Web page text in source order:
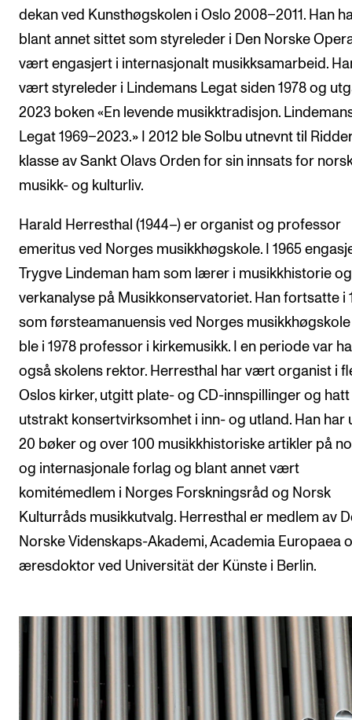
dekan ved Kunsthøgskolen i Oslo 2008–2011. Han
blant annet sittet som styreleder i Den Norske
vært engasjert i internasjonalt musikksamarbeid.
vært styreleder i Lindemans Legat siden 1978 og
2023 boken «En levende musikktradisjon.
Legat 1969–2023.» I 2012 ble Solbu utnevnt til Ridder
klasse av Sankt Olavs Orden for sin innsats for
musikk- og kulturliv.
Harald Herresthal (1944–) er organist og professor
emeritus ved Norges musikkhøgskole. I 1965
Trygve Lindeman ham som lærer i musikkhistorie og
verkanalyse på Musikkonservatoriet. Han fortsatte i
som førsteamanuensis ved Norges
ble i 1978 professor i kirkemusikk. I en periode var
også skolens rektor. Herresthal har vært organist i
Oslos kirker, utgitt plate- og CD-innspillinger og hatt
utstrakt konsertvirksomhet i inn- og utland. Han har
20 bøker og over 100 musikkhistoriske artikler på
og internasjonale forlag og blant annet vært
komitémedlem i Norges Forskningsråd og Norsk
Kulturråds musikkutvalg. Herresthal er medlem av
Norske Videnskaps-Akademi, Academia Europaea
æresdoktor ved Universität der Künste i Berlin.